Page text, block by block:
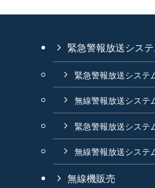
緊急警報放送シス
緊急警報放送システ
無線警報放送システ
緊急警報放送システ
無線警報放送システ
無線機販売